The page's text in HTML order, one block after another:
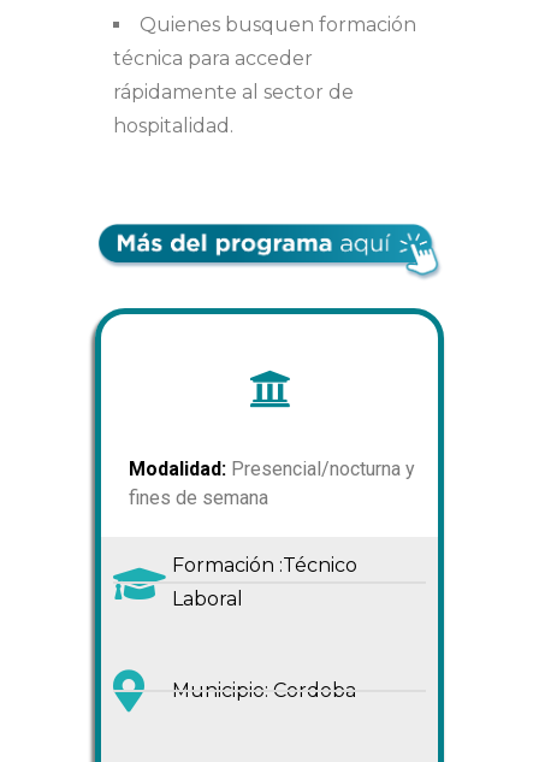
Quienes busquen formación
técnica para acceder
rápidamente al sector de
hospitalidad.
Modalidad: Presencial/nocturna y
fines de semana
Formación :Técnico
Laboral
Municipio: Cordoba